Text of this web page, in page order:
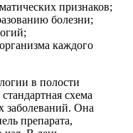
признаков;
болезни;
каждого
в полости
схема
заболеваний. Она
препарата,